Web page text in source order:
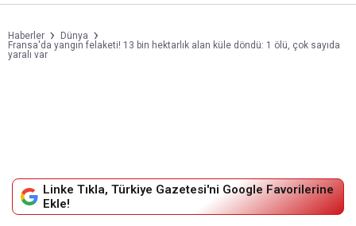
Haberler
Dünya
Fransa'da yangın felaketi! 13 bin hektarlık alan küle döndü: 1 ölü, çok sayıda
yaralı var
Linke Tıkla, Türkiye Gazetesi'ni Google Favorilerine
Ekle!